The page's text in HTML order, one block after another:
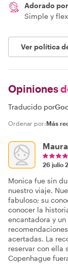
Adorado
Simple y
Ver política
Opiniones
Traducido por
Ordenar por:
Maura
26 julio
Monica fue sin
nuestro viaje.
fabuloso; su
conocer la
encantadora y
acertadas. La
reservar con ella
Copenhague